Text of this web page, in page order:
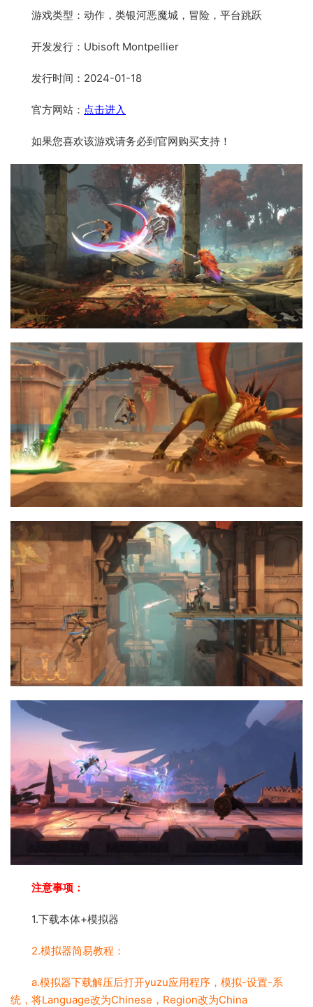
游戏类型：动作，类银河恶魔城，冒险，平台跳跃
开发发行：Ubisoft Montpellier
发行时间：2024-01-18
官方网站： 点击进入
如果您喜欢该游戏请务必到官网购买支持！
注意事项：
1.下载本体+模拟器
2.模拟器简易教程：
a.模拟器下载解压后打开yuzu应用程序，模拟-设置-系
统，将Language改为Chinese，Region改为China